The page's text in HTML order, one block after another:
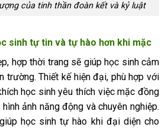
của tinh thần đoàn kết và kỷ luật
sinh tự tin và tự hào hơn khi mặc
hợp thời trang sẽ giúp học sinh cảm
trường. Thiết kế hiện đại, phù hợp với
học sinh yêu thích việc mặc đồng
ảnh năng động và chuyên nghiệp.
học sinh tự hào khi đại diện cho